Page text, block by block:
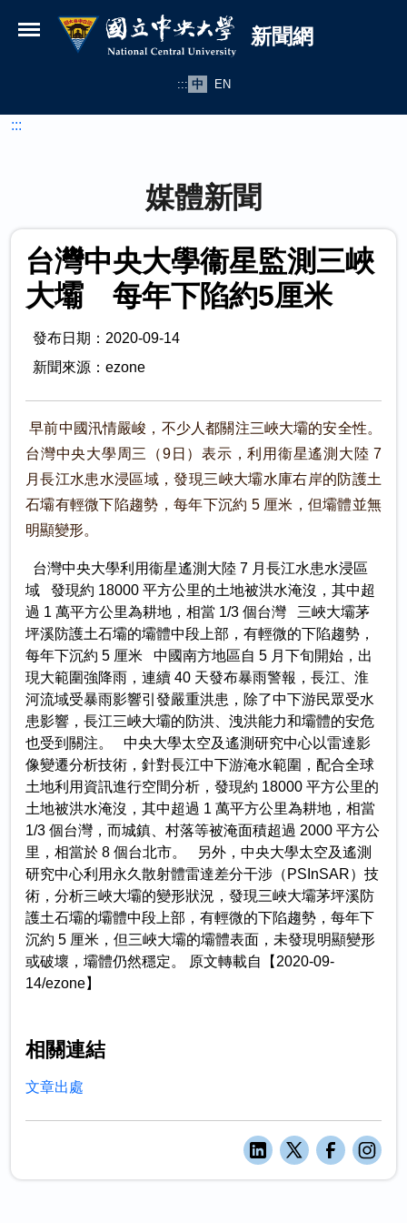
國立中央大學新聞網
新聞網
::: 中 EN
:::
媒體新聞
台灣中央大學衞星監測三峽
大壩 每年下陷約5厘米
發布日期：2020-09-14
新聞來源：ezone
早前中國汛情嚴峻，不少人都關注三峽大壩的安全性。
台灣中央大學周三（9日）表示，利用衞星遙測大陸 7
月長江水患水浸區域，發現三峽大壩水庫右岸的防護土
石壩有輕微下陷趨勢，每年下沉約 5 厘米，但壩體並無
明顯變形。
台灣中央大學利用衞星遙測大陸 7 月長江水患水浸區
域 發現約 18000 平方公里的土地被洪水淹沒，其中超
過 1 萬平方公里為耕地，相當 1/3 個台灣 三峽大壩茅
坪溪防護土石壩的壩體中段上部，有輕微的下陷趨勢，
每年下沉約 5 厘米 中國南方地區自 5 月下旬開始，出
現大範圍強降雨，連續 40 天發布暴雨警報，長江、淮
河流域受暴雨影響引發嚴重洪患，除了中下游民眾受水
患影響，長江三峽大壩的防洪、洩洪能力和壩體的安危
也受到關注。 中央大學太空及遙測研究中心以雷達影
像變遷分析技術，針對長江中下游淹水範圍，配合全球
土地利用資訊進行空間分析，發現約 18000 平方公里的
土地被洪水淹沒，其中超過 1 萬平方公里為耕地，相當
1/3 個台灣，而城鎮、村落等被淹面積超過 2000 平方公
里，相當於 8 個台北市。 另外，中央大學太空及遙測
研究中心利用永久散射體雷達差分干涉（PSInSAR）技
術，分析三峽大壩的變形狀況，發現三峽大壩茅坪溪防
護土石壩的壩體中段上部，有輕微的下陷趨勢，每年下
沉約 5 厘米，但三峽大壩的壩體表面，未發現明顯變形
或破壞，壩體仍然穩定。 原文轉載自【2020-09-
14/ezone】
相關連結
文章出處